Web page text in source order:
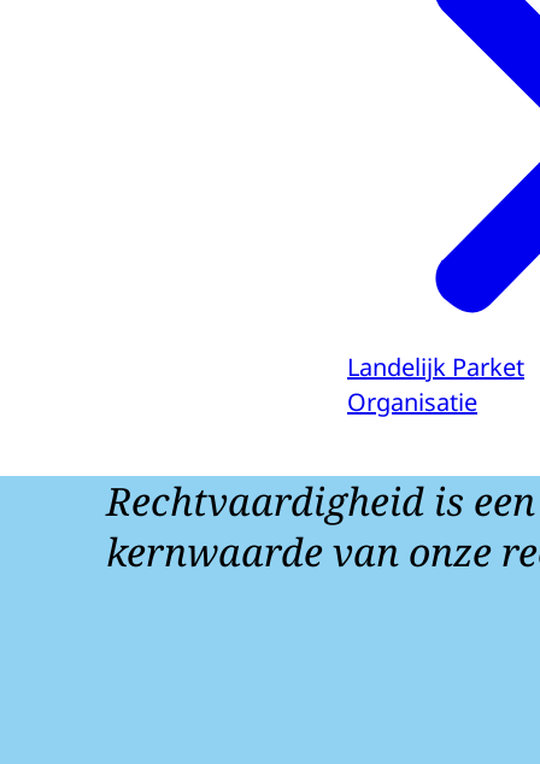
Landelijk Parket
Organisatie
Rechtvaardigheid is een
kernwaarde van onze